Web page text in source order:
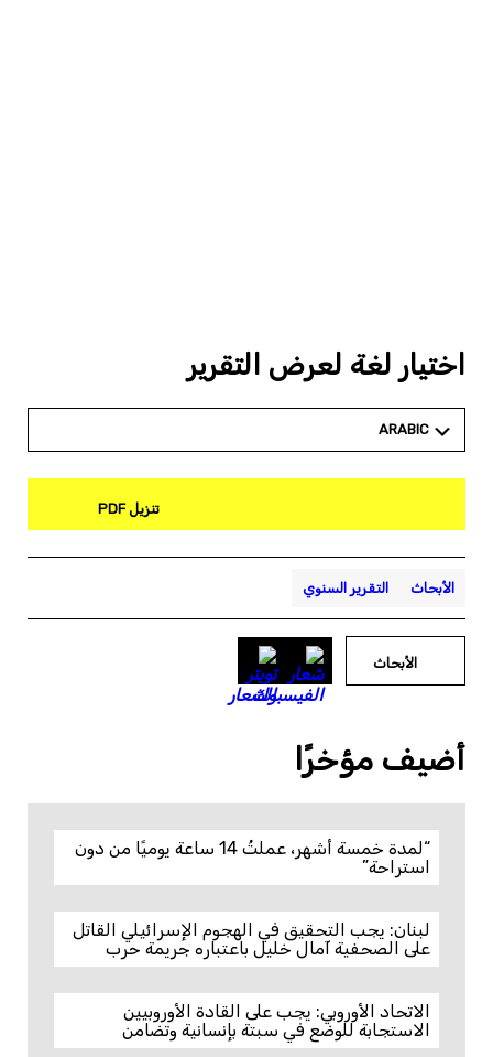
اختيار لغة لعرض التقرير
ARABIC
تنزيل PDF
الأبحاث التقرير السنوي
الأبحاث
أضيف مؤخرًا
“لمدة خمسة أشهر، عملتُ 14 ساعة يوميًا من دون
استراحة”
لبنان: يجب التحقيق في الهجوم الإسرائيلي القاتل
على الصحفية آمال خليل باعتباره جريمة حرب
الاتحاد الأوروبي: يجب على القادة الأوروبيين
الاستجابة للوضع في سبتة بإنسانية وتضامن